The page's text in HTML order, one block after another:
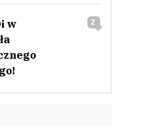
w
2